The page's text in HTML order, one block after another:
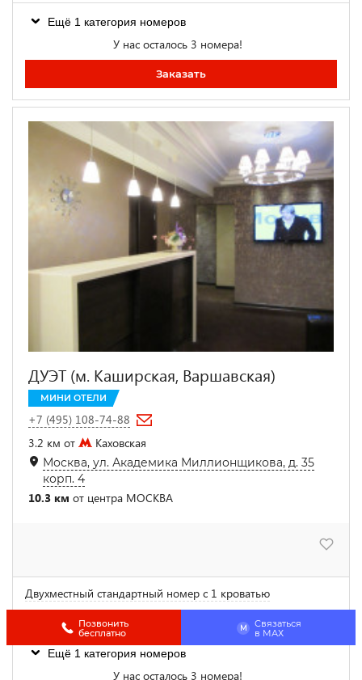
Ещё 1 категория номеров
У нас осталось 3 номера!
Заказать
ДУЭТ (м. Каширская, Варшавская)
МИНИ ОТЕЛИ
+7 (495) 108-74-88
3.2 км от
Каховская
Москва, ул. Академика Миллионщикова, д. 35
корп. 4
10.3 км от центра МОСКВА
Двухместный стандартный номер с 1 кроватью
4 500₽
Ещё 1 категория номеров
У нас осталось 3 номера!
Позвонить
бесплатно
M
Связаться
в МАХ